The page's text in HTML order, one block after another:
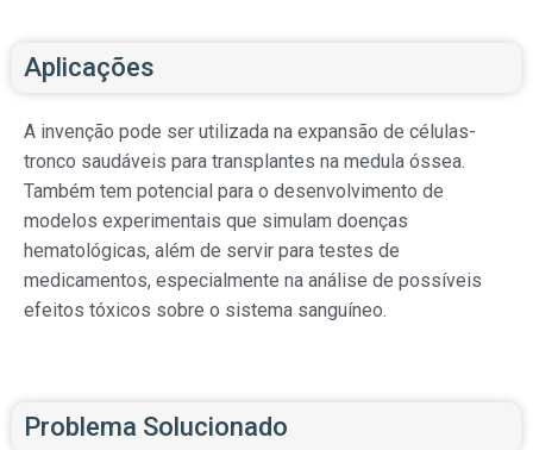
Aplicações
A invenção pode ser utilizada na expansão de células-
tronco saudáveis para transplantes na medula óssea.
Também tem potencial para o desenvolvimento de
modelos experimentais que simulam doenças
hematológicas, além de servir para testes de
medicamentos, especialmente na análise de possíveis
efeitos tóxicos sobre o sistema sanguíneo.
Problema Solucionado